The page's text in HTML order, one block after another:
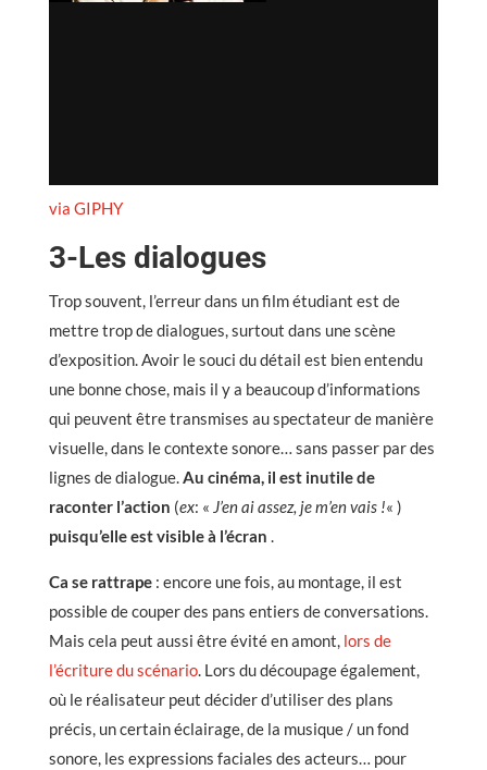
via GIPHY
3-Les dialogues
Trop souvent, l’erreur dans un film étudiant est de
mettre trop de dialogues, surtout dans une scène
d’exposition. Avoir le souci du détail est bien entendu
une bonne chose, mais il y a beaucoup d’informations
qui peuvent être transmises au spectateur de manière
visuelle, dans le contexte sonore… sans passer par des
lignes de dialogue.Au cinéma, il est inutile de
raconter l’action (ex: « J’en ai assez, je m’en vais !« )
puisqu’elle est visible à l’écran .
Ca se rattrape: encore une fois, au montage, il est
possible de couper des pans entiers de conversations.
Mais cela peut aussi être évité en amont, lors de
l’écriture du scénario. Lors du découpage également,
où le réalisateur peut décider d’utiliser des plans
précis, un certain éclairage, de la musique / un fond
sonore, les expressions faciales des acteurs… pour